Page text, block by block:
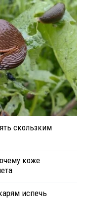
скользким
коже
испечь